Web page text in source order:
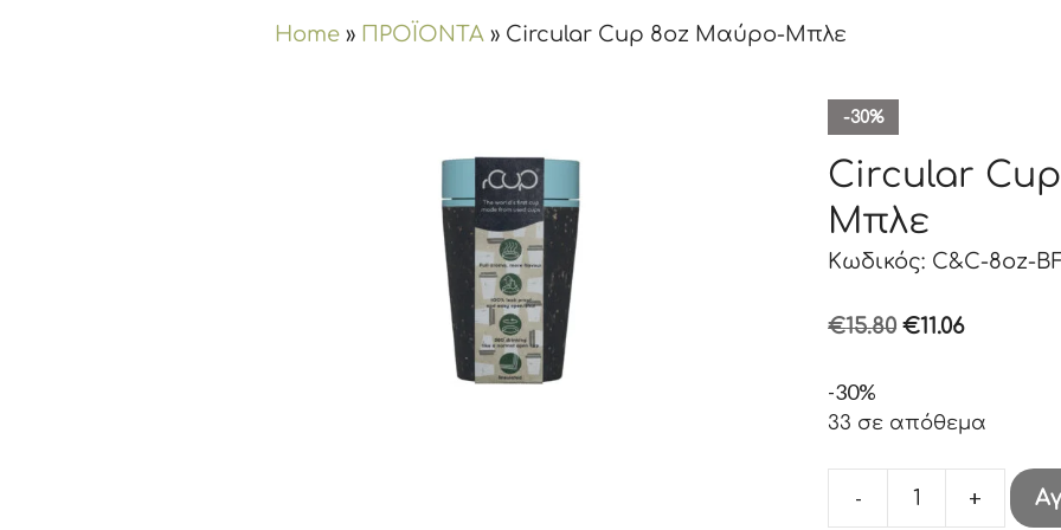
Home » ΠΡΟΪΟΝΤΑ » Circular Cup 8oz Μαύρο-Μπλε
-30%
Circular
Μπλε
Κωδικός: C&C-8oz-
€15.80 Original
€15.80.
€11.06Η
είναι:
-30%
33 σε απόθεμα
- +